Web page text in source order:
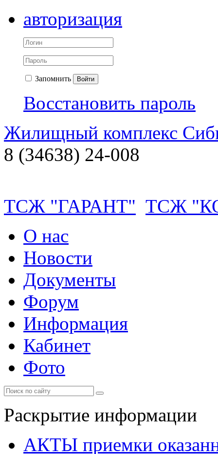
авторизация
Запомнить Войти
Восстановить пароль
Жилищный комплекс
8 (34638) 24-008
ТСЖ "ГАРАНТ" ТСЖ
О нас
Новости
Документы
Форум
Информация
Кабинет
Фото
Раскрытие информации
АКТЫ приемки